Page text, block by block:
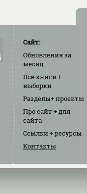
Сайт:
Обновленияза
месяц
Все книги+
выборки
Разделы+ проекты
Про сайт + для
сайта
Ссылки+ ресурсы
Контакты